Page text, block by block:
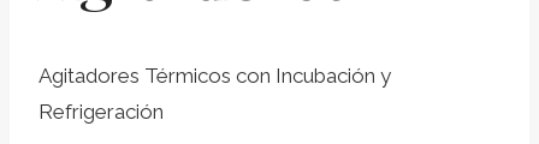
Agitadores Térmicos con Incubación y
Refrigeración